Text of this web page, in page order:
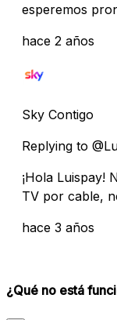
esperemos
hace 2 años
Sky Contigo
Replying to
¡Hola Luispay!
TV por cable,
hace 3 años
¿Qué no está